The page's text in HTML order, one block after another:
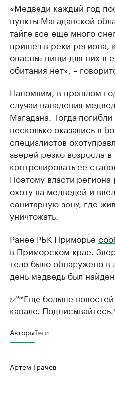
«Медведи каждый год
пункты Магаданской
тайге все еще много
пришел в реки региона,
опасны: пищи для них в
обитания нет», –
Напомним, в прошлом
случаи нападения
Магадана. Тогда
несколько оказались в
специалистов
зверей резко возросла
контролировать ее
Поэтому власти
охоту на медведей и
санитарную зону, где
уничтожать.
Ранее РБК Приморье
в Приморском крае.
тело было обнаружено
день медведь был
✅**Еще больше
канале. Подписывайтесь.
АвторыТеги
Артем Грачев